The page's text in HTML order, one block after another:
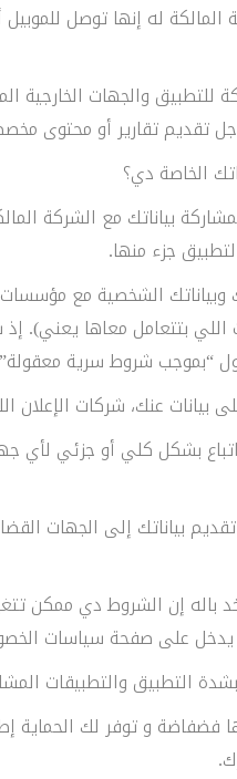
له إنها توصل
للتطبيق والجهات الخارجية
تقديم تقارير أو محتوى
الخاصة دي؟
بياناتك مع الشركة
جزء منها.
الشخصية مع
اللي بتتعامل معاها يعني).
“بموجب شروط سرية
عنك، شركات الإعلان
بشكل كلي أو جزئي لأي
بياناتك إلى الجهات
باله إن الشروط دي ممكن
على صفحة سياسات
التطبيق والتطبيقات
و توفر لك الحماية